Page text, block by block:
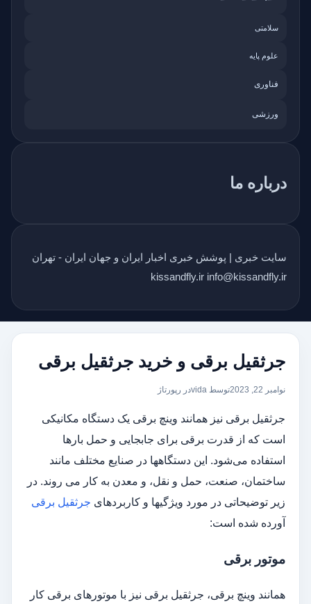
سلامتی
علوم پایه
فناوری
ورزشی
درباره ما
سایت خبری | پوشش خبری اخبار ایران و جهان ایران - تهران
kissandfly.ir info@kissandfly.ir
جرثقیل برقی و خرید جرثقیل برقی
نوامبر 22, 2023 توسط vida در رپورتاژ
جرثقیل برقی نیز همانند وینچ برقی یک دستگاه مکانیکی
است که از قدرت برقی برای جابجایی و حمل بارها
استفاده می‌شود. این دستگاهها در صنایع مختلف مانند
ساختمان، صنعت، حمل و نقل، و معدن به کار می‌ روند. در
زیر توضیحاتی در مورد ویژگیها و کاربردهای جرثقیل برقی
آورده شده است:
موتور برقی
همانند وینچ برقی، جرثقیل برقی نیز با موتورهای برقی کار